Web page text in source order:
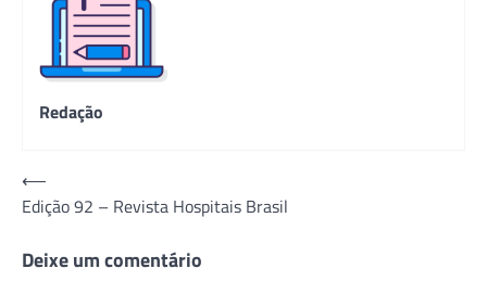
Redação
Navegação
de
Post
⟵
Edição 92 – Revista Hospitais Brasil
Deixe um comentário